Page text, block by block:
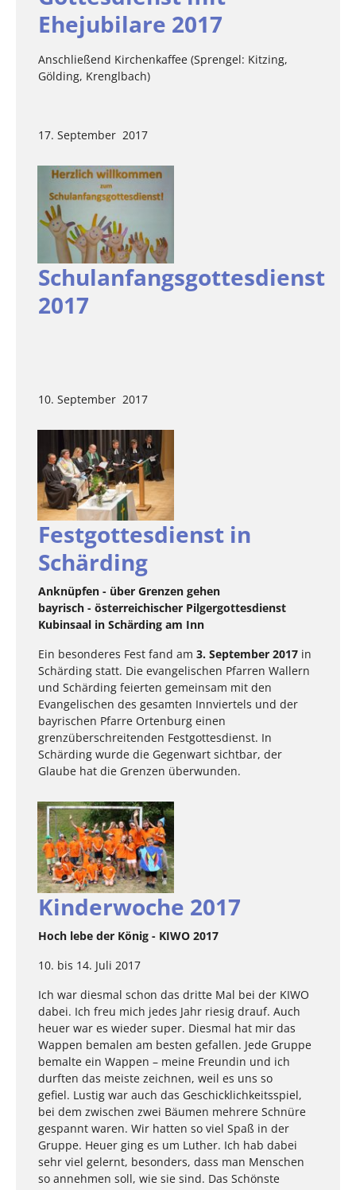
Ehejubilare 2017
Anschließend Kirchenkaffee (Sprengel: Kitzing,
Gölding, Krenglbach)
17. September 2017
Schulanfangsgottesdienst
2017
10. September 2017
Festgottesdienst in
Schärding
Anknüpfen - über Grenzen gehen
bayrisch - österreichischer Pilgergottesdienst
Kubinsaal in Schärding am Inn
Ein besonderes Fest fand am 3. September 2017 in
Schärding statt. Die evangelischen Pfarren Wallern
und Schärding feierten gemeinsam mit den
Evangelischen des gesamten Innviertels und der
bayrischen Pfarre Ortenburg einen
grenzüberschreitenden Festgottesdienst. In
Schärding wurde die Gegenwart sichtbar, der
Glaube hat die Grenzen überwunden.
Kinderwoche 2017
Hoch lebe der König - KIWO 2017
10. bis 14. Juli 2017
Ich war diesmal schon das dritte Mal bei der KIWO
dabei. Ich freu mich jedes Jahr riesig drauf. Auch
heuer war es wieder super. Diesmal hat mir das
Wappen bemalen am besten gefallen. Jede Gruppe
bemalte ein Wappen – meine Freundin und ich
durften das meiste zeichnen, weil es uns so
gefiel. Lustig war auch das Geschicklichkeitsspiel,
bei dem zwischen zwei Bäumen mehrere Schnüre
gespannt waren. Wir hatten so viel Spaß in der
Gruppe. Heuer ging es um Luther. Ich hab dabei
sehr viel gelernt, besonders, dass man Menschen
so annehmen soll, wie sie sind. Das Schönste